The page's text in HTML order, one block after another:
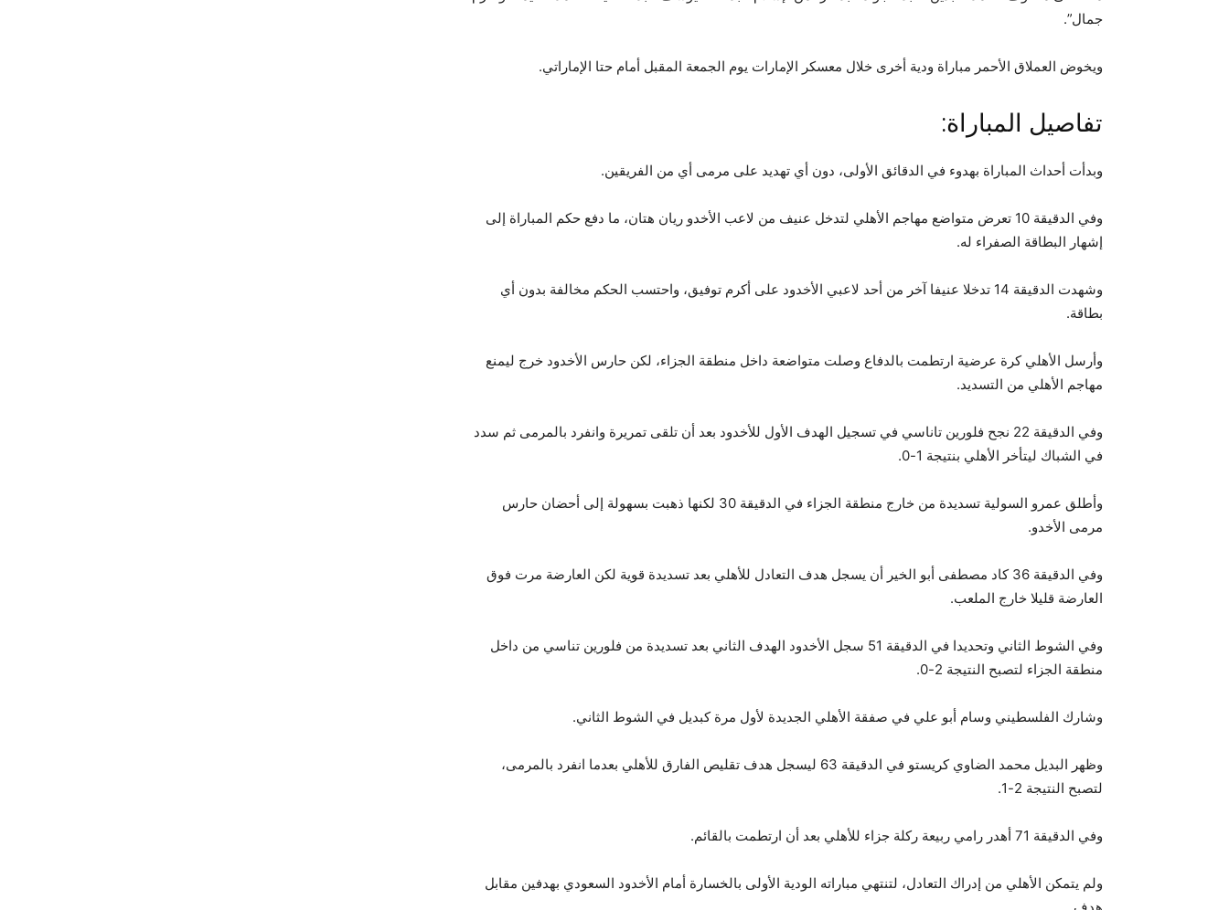
جمال”.
ويخوض العملاق الأحمر مباراة ودية أخرى خلال معسكر الإمارات يوم الجمعة المقبل أمام حتا الإماراتي.
تفاصيل المباراة:
وبدأت أحداث المباراة بهدوء في الدقائق الأولى، دون أي تهديد على مرمى أي من الفريقين.
وفي الدقيقة 10 تعرض متواضع مهاجم الأهلي لتدخل عنيف من لاعب الأخدو ريان هتان، ما دفع حكم المباراة إلى
إشهار البطاقة الصفراء له.
وشهدت الدقيقة 14 تدخلا عنيفا آخر من أحد لاعبي الأخدود على أكرم توفيق، واحتسب الحكم مخالفة بدون أي
بطاقة.
وأرسل الأهلي كرة عرضية ارتطمت بالدفاع وصلت متواضعة داخل منطقة الجزاء، لكن حارس الأخدود خرج ليمنع
مهاجم الأهلي من التسديد.
وفي الدقيقة 22 نجح فلورين تاناسي في تسجيل الهدف الأول للأخدود بعد أن تلقى تمريرة وانفرد بالمرمى ثم سدد
في الشباك ليتأخر الأهلي بنتيجة 1-0.
وأطلق عمرو السولية تسديدة من خارج منطقة الجزاء في الدقيقة 30 لكنها ذهبت بسهولة إلى أحضان حارس
مرمى الأخدو.
وفي الدقيقة 36 كاد مصطفى أبو الخير أن يسجل هدف التعادل للأهلي بعد تسديدة قوية لكن العارضة مرت فوق
العارضة قليلا خارج الملعب.
وفي الشوط الثاني وتحديدا في الدقيقة 51 سجل الأخدود الهدف الثاني بعد تسديدة من فلورين تناسي من داخل
منطقة الجزاء لتصبح النتيجة 2-0.
وشارك الفلسطيني وسام أبو علي في صفقة الأهلي الجديدة لأول مرة كبديل في الشوط الثاني.
وظهر البديل محمد الضاوي كريستو في الدقيقة 63 ليسجل هدف تقليص الفارق للأهلي بعدما انفرد بالمرمى،
لتصبح النتيجة 2-1.
وفي الدقيقة 71 أهدر رامي ربيعة ركلة جزاء للأهلي بعد أن ارتطمت بالقائم.
ولم يتمكن الأهلي من إدراك التعادل، لتنتهي مباراته الودية الأولى بالخسارة أمام الأخدود السعودي بهدفين مقابل